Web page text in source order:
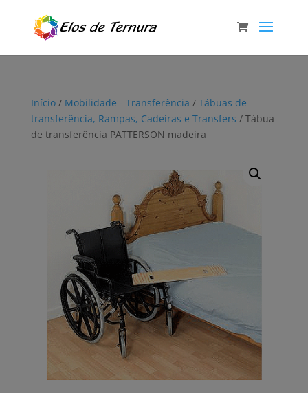
Início/ Mobilidade - Transferência / Tábuas de
transferência, Rampas, Cadeiras e Transfers / Tábua
de transferência PATTERSON madeira